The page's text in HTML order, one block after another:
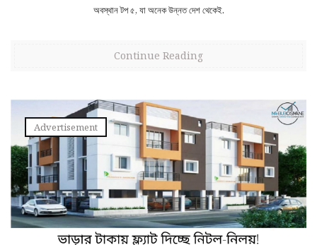
অবস্থান টপ ৫, যা অনেক উন্নত দেশ থেকেই.
Continue Reading
Advertisement